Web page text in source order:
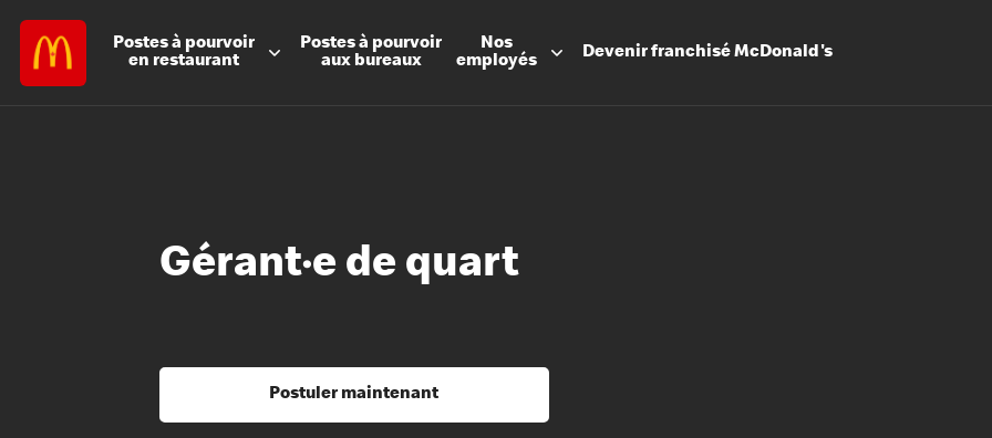
Postes à pourvoir
en restaurant
Postes à pourvoir
aux bureaux
Nos
employés
DevenirfranchiséMcDonald's
Les
Gérant·e de quart
Postuler maintenant